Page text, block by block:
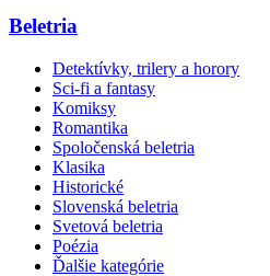
Beletria
Detektívky, trilery a horory
Sci-fi a fantasy
Komiksy
Romantika
Spoločenská beletria
Klasika
Historické
Slovenská beletria
Svetová beletria
Poézia
Ďalšie kategórie